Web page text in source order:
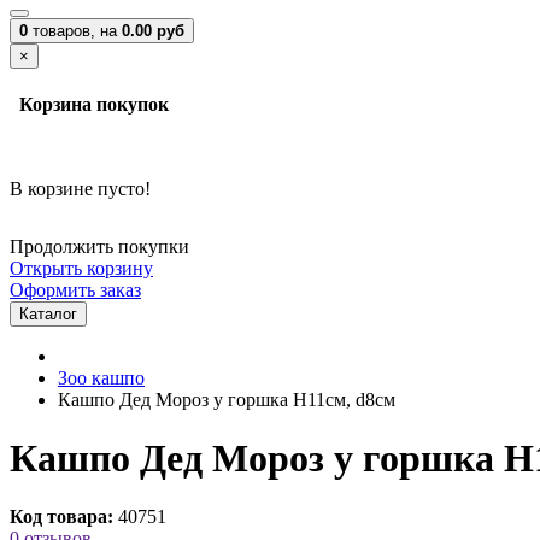
0 товаров, на 0.00 руб
×
Корзина покупок
В корзине пусто!
Продолжить покупки
Открыть корзину
Оформить заказ
Каталог
Зоо кашпо
Кашпо Дед Мороз у горшка H11см, d8см
Кашпо Дед Мороз у горшка
Код товара: 40751